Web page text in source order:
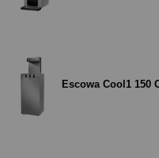
Escowa Cool1 150